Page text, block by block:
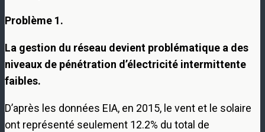
Problème 1.
La gestion du réseau devient problématique a des
niveaux de pénétration d’électricité intermittente
faibles.
D’après les données EIA, en 2015, le vent et le solaire
ont représenté seulement 12.2% du total de